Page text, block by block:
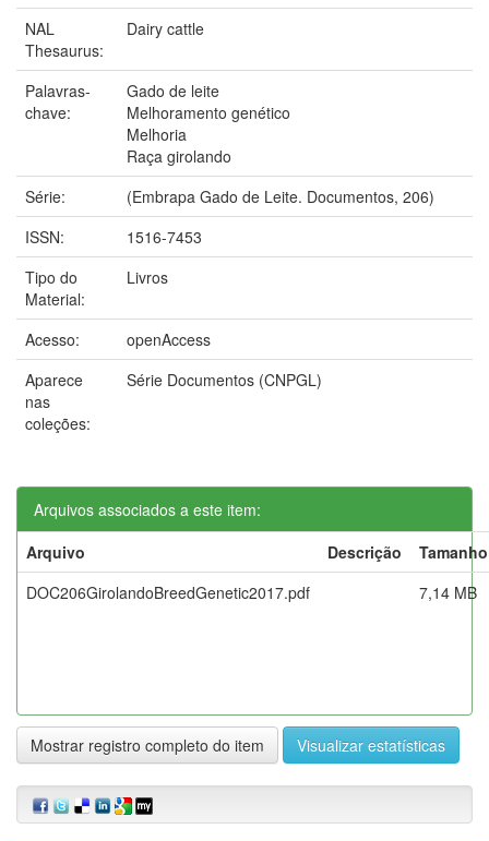
NAL
Thesaurus:
Dairy cattle
Palavras-
chave:
Gado de leite
Melhoramento genético
Melhoria
Raça girolando
Série:
(Embrapa Gado de Leite. Documentos, 206)
ISSN:
1516-7453
Tipo do
Material:
Livros
Acesso:
openAccess
Aparece
nas
coleções:
Série Documentos (CNPGL)
Arquivos associados a este item:
Arquivo
Descrição
Tamanho
DOC206GirolandoBreedGenetic2017.pdf
7,14 MB
Mostrar registro completo do item Visualizar estatísticas